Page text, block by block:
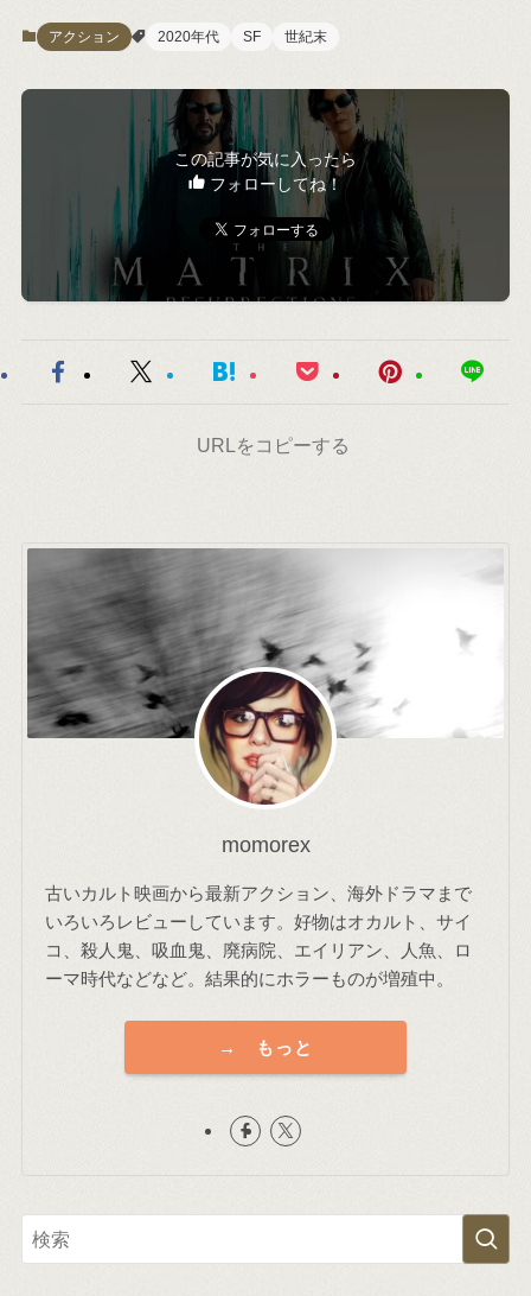
アクション 2020年代 SF 世紀末
この記事が気に入ったら
フォローしてね！
URLをコピーする
momorex
古いカルト映画から最新アクション、海外ドラマまで
いろいろレビューしています。好物はオカルト、サイ
コ、殺人鬼、吸血鬼、廃病院、エイリアン、人魚、ロ
ーマ時代などなど。結果的にホラーものが増殖中。
→ もっと